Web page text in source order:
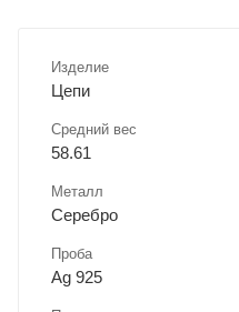
Изделие
Цепи
Средний вес
58.61
Металл
Серебро
Проба
Ag 925